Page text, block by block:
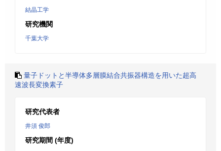
結晶工学
研究機関
千葉大学
量子ドットと半導体多層膜結合共振器構造を用いた超高
速波長変換素子
研究代表者
井須 俊郎
研究期間 (年度)